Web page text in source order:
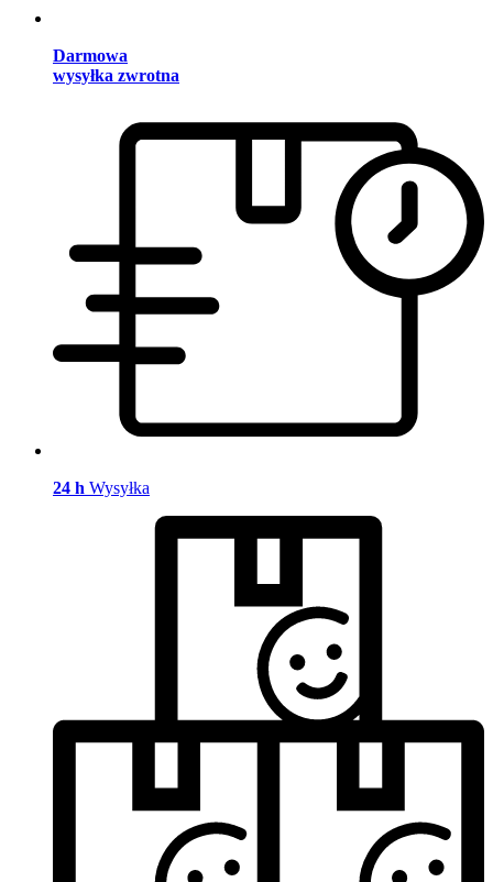
Darmowa
wysyłka zwrotna
24 h Wysyłka